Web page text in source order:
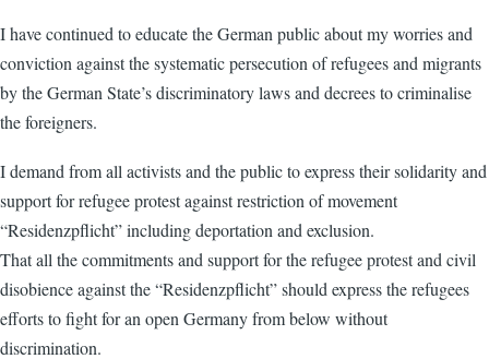
I have continued to educate the German public about my worries and
conviction against the systematic persecution of refugees and migrants
by the German State’s discriminatory laws and decrees to criminalise
the foreigners.
I demand from all activists and the public to express their solidarity and
support for refugee protest against restriction of movement
“Residenzpflicht” including deportation and exclusion.
That all the commitments and support for the refugee protest and civil
disobience against the “Residenzpflicht” should express the refugees
efforts to fight for an open Germany from below without
discrimination.